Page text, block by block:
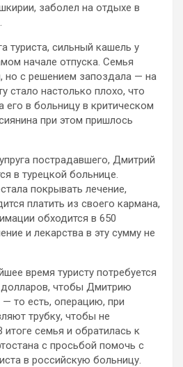
заболел на отдыхе в
туриста, сильный кашель у
начале отпуска. Семья
но с решением запоздала — на
стало настолько плохо, что
в больницу в критическом
при этом пришлось
пострадавшего, Дмитрий
в турецкой больнице.
покрывать лечение,
платить из своего кармана,
обходится в 650
и лекарства в эту сумму не
время туристу потребуется
чтобы Дмитрию
то есть, операцию, при
трубку, чтобы не
итоге семья и обратилась к
с просьбой помочь с
в российскую больницу.